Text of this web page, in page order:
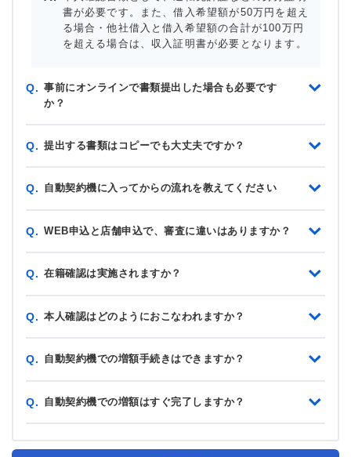
書が必要です。また、借入希望額が50万円を超え
る場合・他社借入と借入希望額の合計が100万円
を超える場合は、収入証明書が必要となります。
Q. 事前にオンラインで書類提出した場合も必要です
か？
Q. 提出する書類はコピーでも大丈夫ですか？
Q. 自動契約機に入ってからの流れを教えてください
Q. WEB申込と店舗申込で、審査に違いはありますか？
Q. 在籍確認は実施されますか？
Q. 本人確認はどのようにおこなわれますか？
Q. 自動契約機での増額手続きはできますか？
Q. 自動契約機での増額はすぐ完了しますか？